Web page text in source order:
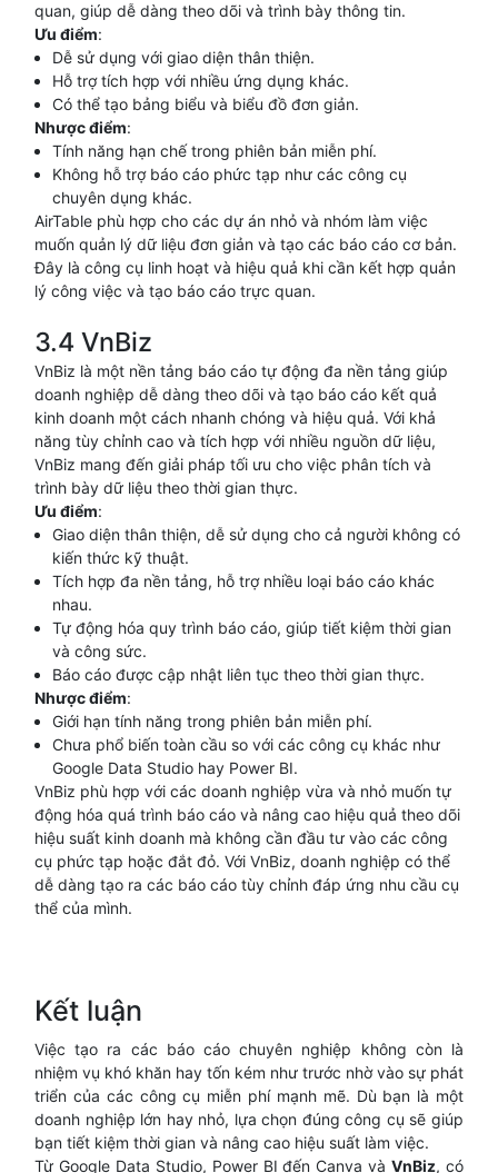
quan, giúp dễ dàng theo dõi và trình bày thông tin.
Ưu điểm:
Dễ sử dụng với giao diện thân thiện.
Hỗ trợ tích hợp với nhiều ứng dụng khác.
Có thể tạo bảng biểu và biểu đồ đơn giản.
Nhược điểm:
Tính năng hạn chế trong phiên bản miễn phí.
Không hỗ trợ báo cáo phức tạp như các công cụ
chuyên dụng khác.
AirTable phù hợp cho các dự án nhỏ và nhóm làm việc
muốn quản lý dữ liệu đơn giản và tạo các báo cáo cơ bản.
Đây là công cụ linh hoạt và hiệu quả khi cần kết hợp quản
lý công việc và tạo báo cáo trực quan.
3.4 VnBiz
VnBiz là một nền tảng báo cáo tự động đa nền tảng giúp
doanh nghiệp dễ dàng theo dõi và tạo báo cáo kết quả
kinh doanh một cách nhanh chóng và hiệu quả. Với khả
năng tùy chỉnh cao và tích hợp với nhiều nguồn dữ liệu,
VnBiz mang đến giải pháp tối ưu cho việc phân tích và
trình bày dữ liệu theo thời gian thực.
Ưu điểm:
Giao diện thân thiện, dễ sử dụng cho cả người không có
kiến thức kỹ thuật.
Tích hợp đa nền tảng, hỗ trợ nhiều loại báo cáo khác
nhau.
Tự động hóa quy trình báo cáo, giúp tiết kiệm thời gian
và công sức.
Báo cáo được cập nhật liên tục theo thời gian thực.
Nhược điểm:
Giới hạn tính năng trong phiên bản miễn phí.
Chưa phổ biến toàn cầu so với các công cụ khác như
Google Data Studio hay Power BI.
VnBiz phù hợp với các doanh nghiệp vừa và nhỏ muốn tự
động hóa quá trình báo cáo và nâng cao hiệu quả theo dõi
hiệu suất kinh doanh mà không cần đầu tư vào các công
cụ phức tạp hoặc đắt đỏ. Với VnBiz, doanh nghiệp có thể
dễ dàng tạo ra các báo cáo tùy chỉnh đáp ứng nhu cầu cụ
thể của mình.
Kết luận
Việc tạo ra các báo cáo chuyên nghiệp không còn là
nhiệm vụ khó khăn hay tốn kém như trước nhờ vào sự phát
triển của các công cụ miễn phí mạnh mẽ. Dù bạn là một
doanh nghiệp lớn hay nhỏ, lựa chọn đúng công cụ sẽ giúp
bạn tiết kiệm thời gian và nâng cao hiệu suất làm việc.
Từ Google Data Studio, Power BI đến Canva vàVnBiz, có